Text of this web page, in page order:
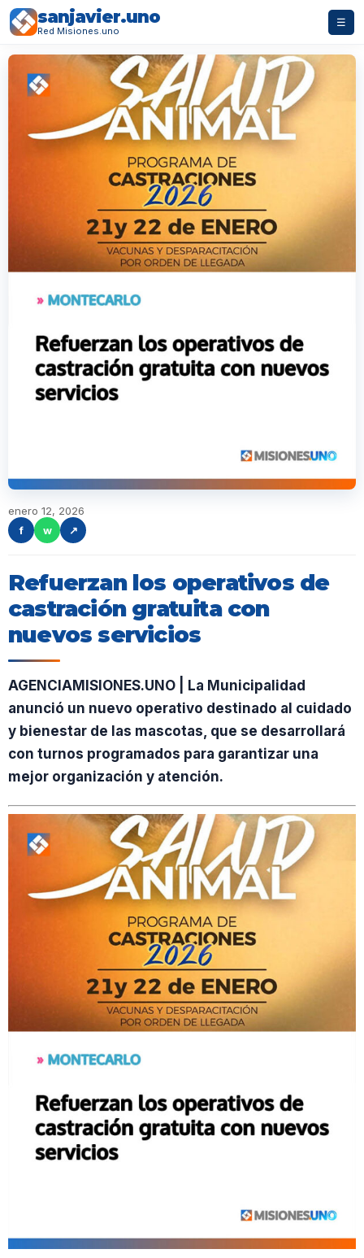
sanjavier.uno
Red Misiones.uno
☰
enero 12, 2026
f
w ↗
Refuerzan los operativos de
castración gratuita con
nuevos servicios
AGENCIAMISIONES.UNO | La Municipalidad
anunció un nuevo operativo destinado al cuidado
y bienestar de las mascotas, que se desarrollará
con turnos programados para garantizar una
mejor organización y atención.